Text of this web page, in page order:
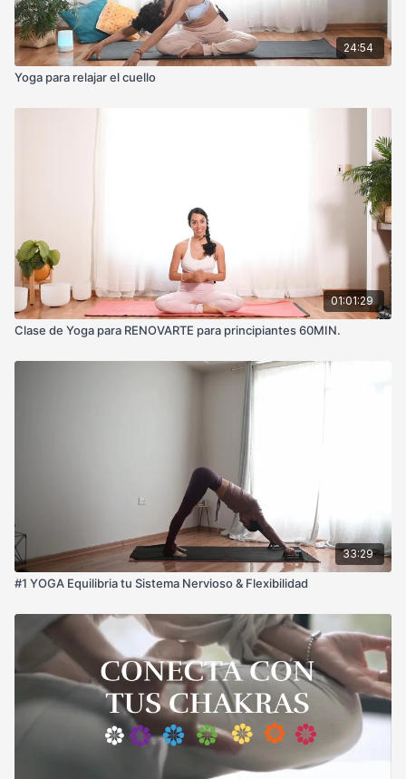
24:54
Yoga para relajar el cuello
01:01:29
Clase de Yoga para RENOVARTE para principiantes 60MIN.
33:29
#1 YOGA Equilibria tu Sistema Nervioso & Flexibilidad